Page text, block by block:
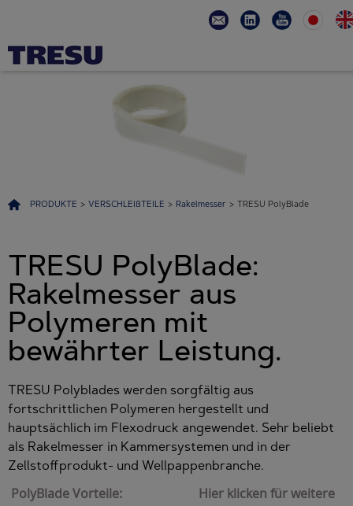
PRODUKTE > VERSCHLEIßTEILE > Rakelmesser > TRESU PolyBlade
TRESU PolyBlade:
Rakelmesser aus
Polymeren mit
bewährter Leistung.
TRESU Polyblades werden sorgfältig aus
fortschrittlichen Polymeren hergestellt und
hauptsächlich im Flexodruck angewendet. Sehr beliebt
als Rakelmesser in Kammersystemen und in der
Zellstoffprodukt- und Wellpappenbranche.
PolyBlade Vorteile:
Hier klicken für weitere